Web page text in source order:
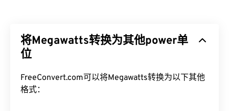
将Megawatts转换为其他power单
位
FreeConvert.com可以将Megawatts转换为以下其他
格式：